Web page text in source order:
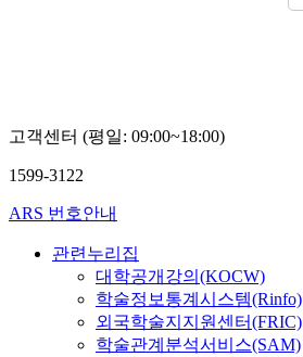
고객센터 (평일: 09:00~18:00)
1599-3122
ARS 번호안내
관련누리집
대학공개강의(KOCW)
학술정보통계시스템(Rinfo)
외국학술지지원센터(FRIC)
학술관계분석서비스(SAM)